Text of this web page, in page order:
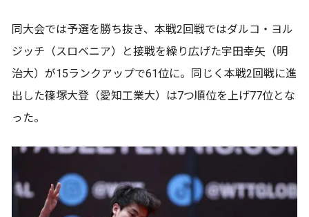
同大会では予選を勝ち抜き、本戦2回戦ではダルコ・ヨル
ジッチ（スロベニア）と接戦を繰り広げた宇田幸矢（明
治大）が15ランクアップで61位に。同じく本戦2回戦に進
出した篠塚大登（愛知工業大）は7つ順位を上げ77位とな
った。